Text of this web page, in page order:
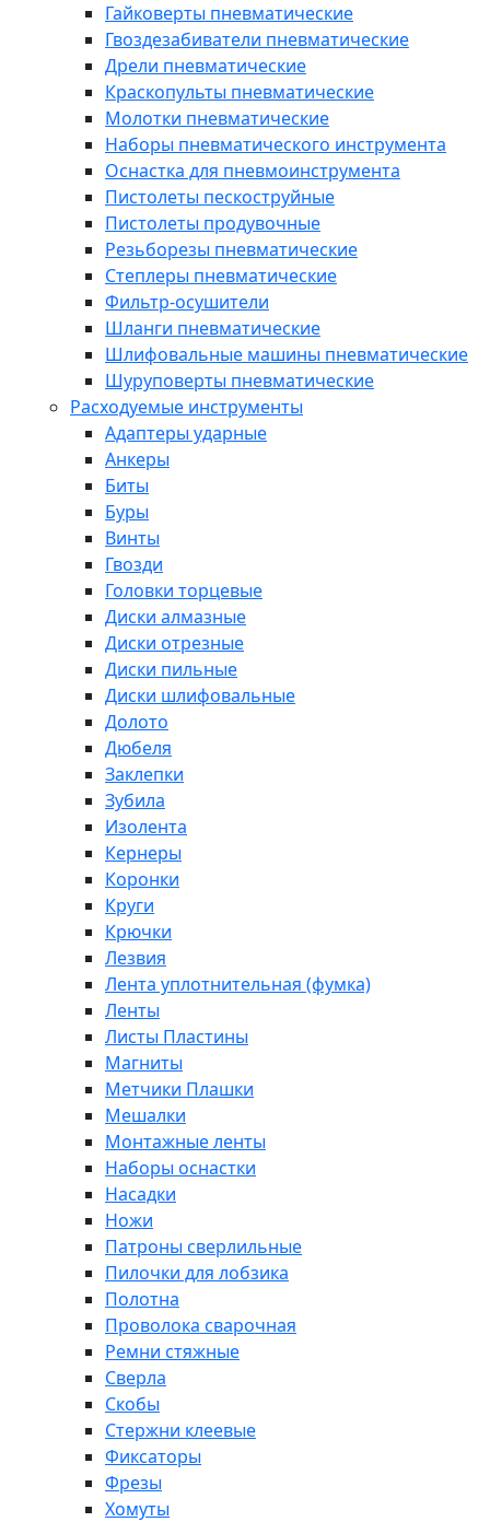
Гайковерты пневматические
Гвоздезабиватели пневматические
Дрели пневматические
Краскопульты пневматические
Молотки пневматические
Наборы пневматического инструмента
Оснастка для пневмоинструмента
Пистолеты пескоструйные
Пистолеты продувочные
Резьборезы пневматические
Степлеры пневматические
Фильтр-осушители
Шланги пневматические
Шлифовальные машины пневматические
Шуруповерты пневматические
Расходуемые инструменты
Адаптеры ударные
Анкеры
Биты
Буры
Винты
Гвозди
Головки торцевые
Диски алмазные
Диски отрезные
Диски пильные
Диски шлифовальные
Долото
Дюбеля
Заклепки
Зубила
Изолента
Кернеры
Коронки
Круги
Крючки
Лезвия
Лента уплотнительная (фумка)
Ленты
Листы Пластины
Магниты
Метчики Плашки
Мешалки
Монтажные ленты
Наборы оснастки
Насадки
Ножи
Патроны сверлильные
Пилочки для лобзика
Полотна
Проволока сварочная
Ремни стяжные
Сверла
Скобы
Стержни клеевые
Фиксаторы
Фрезы
Хомуты